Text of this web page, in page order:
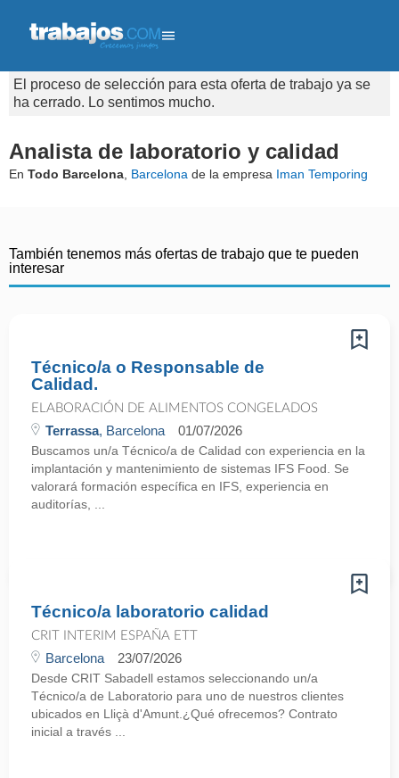
El proceso de selección para esta oferta de trabajo ya se
ha cerrado. Lo sentimos mucho.
Analista de laboratorio y calidad
En Todo Barcelona Barcelona de la empresa Iman Temporing
También tenemos más ofertas de trabajo que te pueden
interesar
Técnico/a o Responsable de
Calidad.
ELABORACIÓN DE ALIMENTOS CONGELADOS
Terrassa, Barcelona 01/07/2026
Buscamos un/a Técnico/a de Calidad con experiencia en la
implantación y mantenimiento de sistemas IFS Food. Se
valorará formación específica en IFS, experiencia en
auditorías, ...
Técnico/a laboratorio calidad
CRIT INTERIM ESPAÑA ETT
Barcelona 23/07/2026
Desde CRIT Sabadell estamos seleccionando un/a
Técnico/a de Laboratorio para uno de nuestros clientes
ubicados en Lliçà d'Amunt.¿Qué ofrecemos? Contrato
inicial a través ...